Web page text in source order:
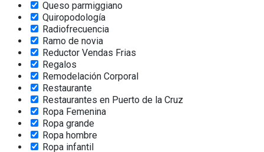
Queso parmiggiano
Quiropodología
Radiofrecuencia
Ramo de novia
Reductor Vendas Frias
Regalos
Remodelación Corporal
Restaurante
Restaurantes en Puerto de la Cruz
Ropa Femenina
Ropa grande
Ropa hombre
Ropa infantil